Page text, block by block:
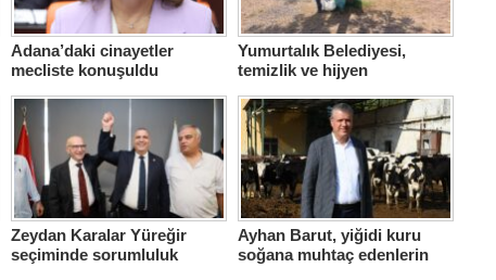
Adana’daki cinayetler
mecliste konuşuldu
Yumurtalık Belediyesi,
temizlik ve hijyen
Zeydan Karalar Yüreğir
seçiminde sorumluluk
Ayhan Barut, yiğidi kuru
soğana muhtaç edenlerin